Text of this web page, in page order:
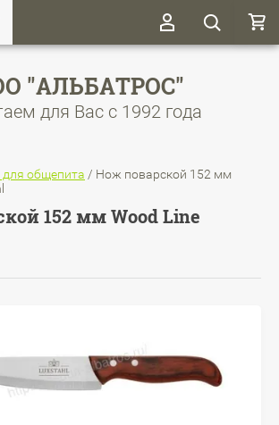
"АЛЬБАТРОС"
для Вас с 1992 года
для общепита / Нож поварской 152 мм
152 мм Wood Line